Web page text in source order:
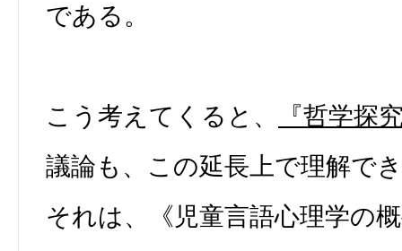
である。
こう考えてくると、
『哲学探
議論も、この延長上で理解で
それは、《児童言語心理学の